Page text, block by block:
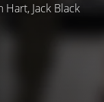
Jack Black